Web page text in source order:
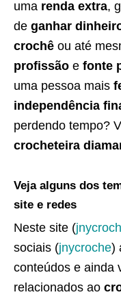
uma renda extra,
de ganhar
crochê ou até
profissão e fonte
uma pessoa mais
independência
perdendo tempo?
crocheteira
Veja alguns dos
site e redes
Neste site (
sociais (jnycroche)
conteúdos e ainda
relacionados ao